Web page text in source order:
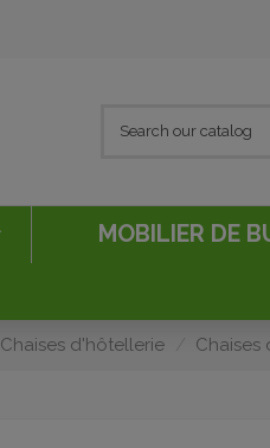
MOBILIER DE
Chaises d'hôtellerie Chaises